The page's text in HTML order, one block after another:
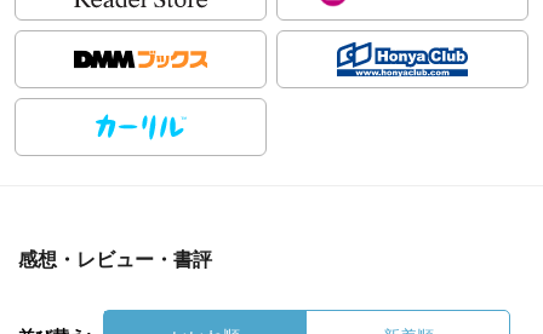
感想・レビュー・書評